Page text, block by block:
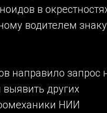
в
водителем знаку
направило запрос
других
НИИ